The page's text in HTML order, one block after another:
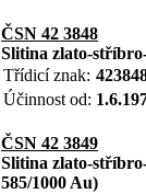
ČSN 42 3848
Slitina zlato-
Třídicí znak:
Účinnost od:
ČSN 42 3849
Slitina zlato-
585/1000 Au)